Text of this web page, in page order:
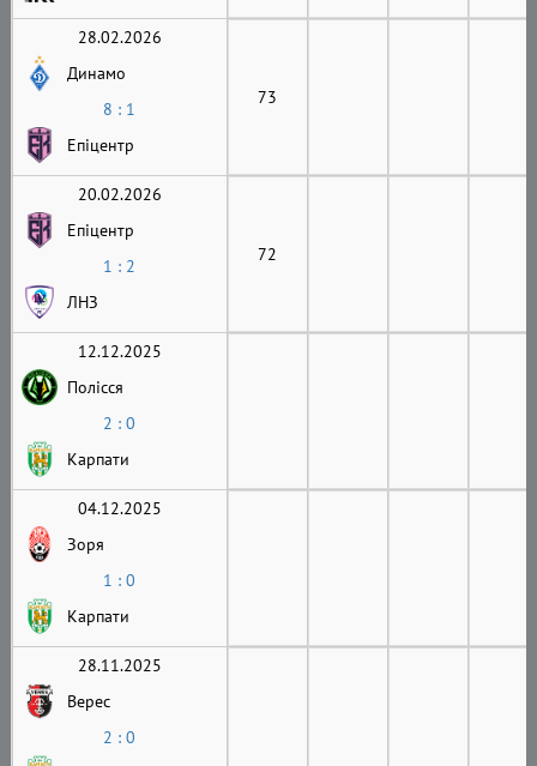
28.02.2026
Динамо
8 : 1
Епіцентр
73
20.02.2026
Епіцентр
1 : 2
ЛНЗ
72
12.12.2025
Полісся
2 : 0
Карпати
04.12.2025
Зоря
1 : 0
Карпати
28.11.2025
Верес
2 : 0